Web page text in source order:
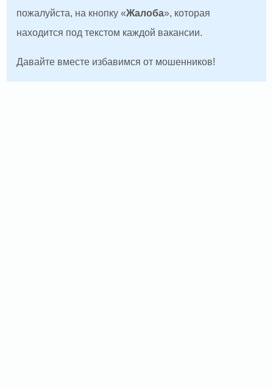
пожалуйста, на кнопку «Жалоба», которая
находится под текстом каждой вакансии.
Давайте вместе избавимся от мошенников!